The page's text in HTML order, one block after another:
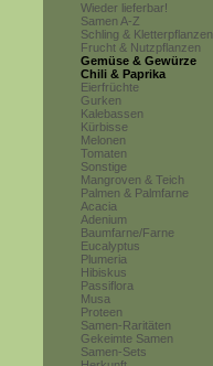
Wieder lieferbar!
Samen A-Z
Schling & Kletterpflanzen
Frucht & Nutzpflanzen
Gemüse & Gewürze
Chili & Paprika
Eierfrüchte
Gurken
Kalebassen
Kürbisse
Melonen
Tomaten
Sonstige
Mangroven & Teich
Palmen & Palmfarne
Acacia
Adenium
Baumfarne/Farne
Eucalyptus
Plumeria
Hibiskus
Passiflora
Musa
Proteen
Samen-Raritäten
Gekeimte Samen
Samen-Sets